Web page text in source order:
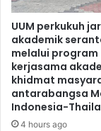
UUM perkukuh
akademik
melalui program
kerjasama
khidmat
antarabangsa
Indonesia-
4 hours ago